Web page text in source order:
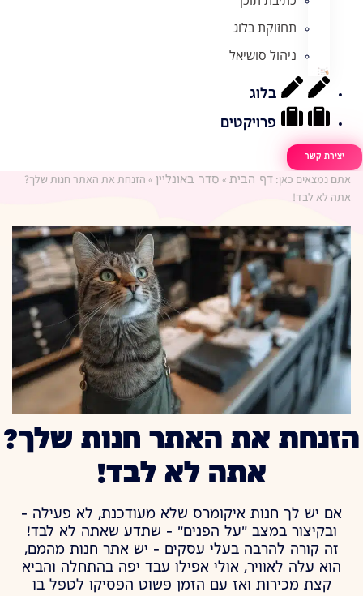
תחזוקת בלוג
ניהול סושיאל
בלוג
פרויקטים
יצירת קשר
אתם נמצאים כאן: דף הבית » סדר באונליין » הזנחת את האתר חנות שלך?
אתה לא לבד!
הזנחת את האתר חנות שלך?
אתה לא לבד!
אם יש לך חנות איקומרס שלא מעודכנת, לא פעילה –
ובקיצור במצב "על הפנים" – שתדע שאתה לא לבד!
זה קורה להרבה בעלי עסקים – יש אתר חנות מהמם,
הוא עלה לאוויר, אולי אפילו עבד יפה בהתחלה והביא
קצת מכירות ואז עם הזמן פשוט הפסיקו לטפל בו